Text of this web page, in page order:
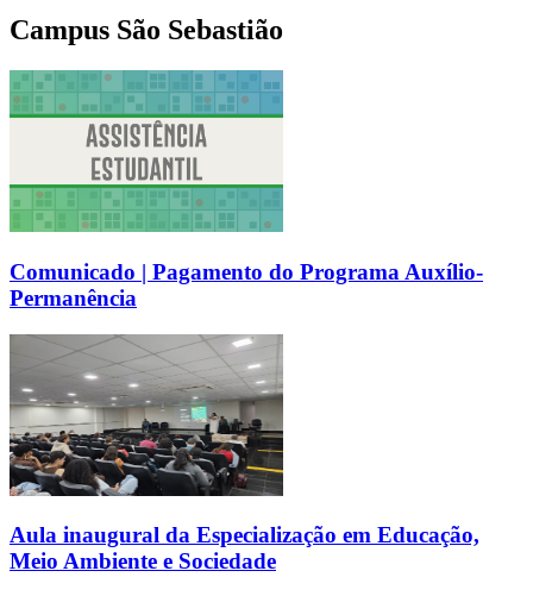
Campus São Sebastião
Comunicado | Pagamento do Programa Auxílio-
Permanência
Aula inaugural da Especialização em Educação,
Meio Ambiente e Sociedade